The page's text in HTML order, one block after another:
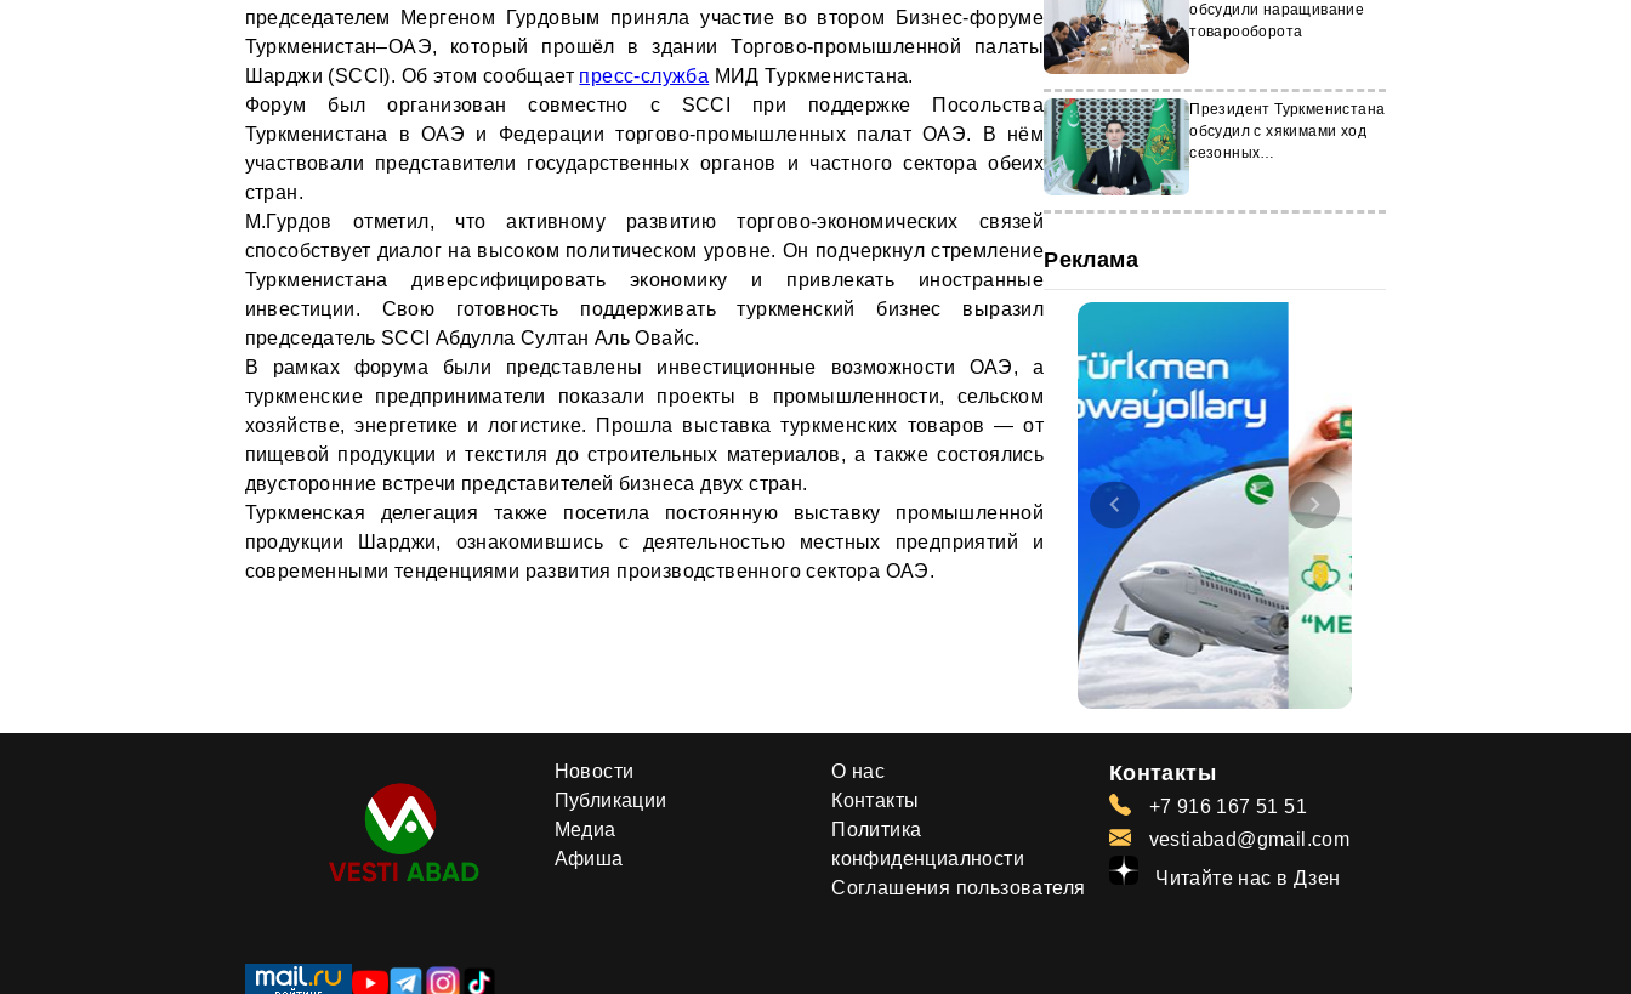
председателем Мергеном Гурдовым приняла участие во втором Бизнес-форуме
Туркменистан–ОАЭ, который прошёл в здании Торгово-промышленной палаты
Шарджи (SCCI). Об этом сообщает пресс-служба МИД Туркменистана.
Форум был организован совместно с SCCI при поддержке Посольства
Туркменистана в ОАЭ и Федерации торгово-промышленных палат ОАЭ. В нём
участвовали представители государственных органов и частного сектора обеих
стран.
М.Гурдов отметил, что активному развитию торгово-экономических связей
способствует диалог на высоком политическом уровне. Он подчеркнул стремление
Туркменистана диверсифицировать экономику и привлекать иностранные
инвестиции. Свою готовность поддерживать туркменский бизнес выразил
председатель SCCI Абдулла Султан Аль Овайс.
В рамках форума были представлены инвестиционные возможности ОАЭ, а
туркменские предприниматели показали проекты в промышленности, сельском
хозяйстве, энергетике и логистике. Прошла выставка туркменских товаров — от
пищевой продукции и текстиля до строительных материалов, а также состоялись
двусторонние встречи представителей бизнеса двух стран.
Туркменская делегация также посетила постоянную выставку промышленной
продукции Шарджи, ознакомившись с деятельностью местных предприятий и
современными тенденциями развития производственного сектора ОАЭ.
обсудили наращивание
товарооборота
Президент Туркменистана
обсудил с хякимами ход
сезонных
Реклама
Новости
Публикации
Медиа
Афиша
О нас
Контакты
Политика
конфиденциалности
Соглашения пользователя
Контакты
+7 916 167 51 51
vestiabad@gmail.com
Читайте нас в Дзен